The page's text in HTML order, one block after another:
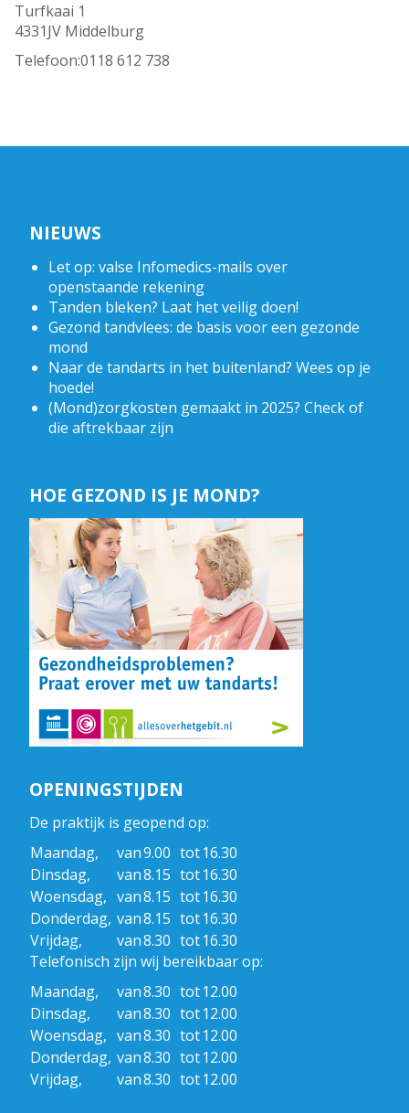
Turfkaai 1
4331JV Middelburg
Telefoon:0118 612 738
NIEUWS
Let op: valse Infomedics-mails over
openstaande rekening
Tanden bleken? Laat het veilig doen!
Gezond tandvlees: de basis voor een gezonde
mond
Naar de tandarts in het buitenland? Wees op je
hoede!
(Mond)zorgkosten gemaakt in 2025? Check of
die aftrekbaar zijn
HOE GEZOND IS JE MOND?
OPENINGSTIJDEN
De praktijk is geopend op:
Maandag,
van9.00 tot16.30
Dinsdag,
van8.15 tot16.30
Woensdag, van8.15 tot16.30
Donderdag, van8.15 tot16.30
Vrijdag,
van8.30 tot16.30
Telefonisch zijn wij bereikbaar op:
Maandag,
van8.30 tot12.00
Dinsdag,
van8.30 tot12.00
Woensdag, van8.30 tot12.00
Donderdag, van8.30 tot12.00
Vrijdag,
van8.30 tot12.00